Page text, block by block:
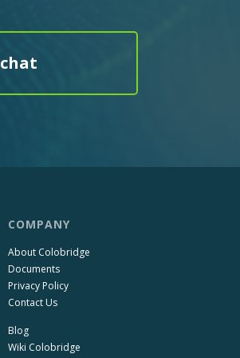
COMPANY
About Colobridge
Documents
Privacy Policy
Contact Us
Blog
Wiki Colobridge